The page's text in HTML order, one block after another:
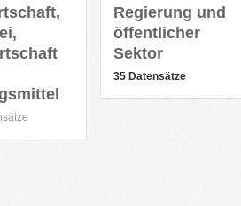
Regierung und
öffentlicher
Sektor
35 Datensätze